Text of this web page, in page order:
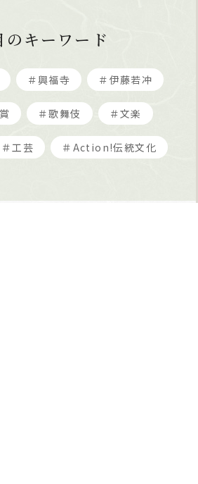
のキーワード
＃興福寺 ＃伊藤若冲
＃歌舞伎 ＃文楽
＃工芸 ＃Action!伝統文化